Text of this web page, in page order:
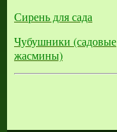
Сирень для сада
Чубушники (садовые
жасмины)